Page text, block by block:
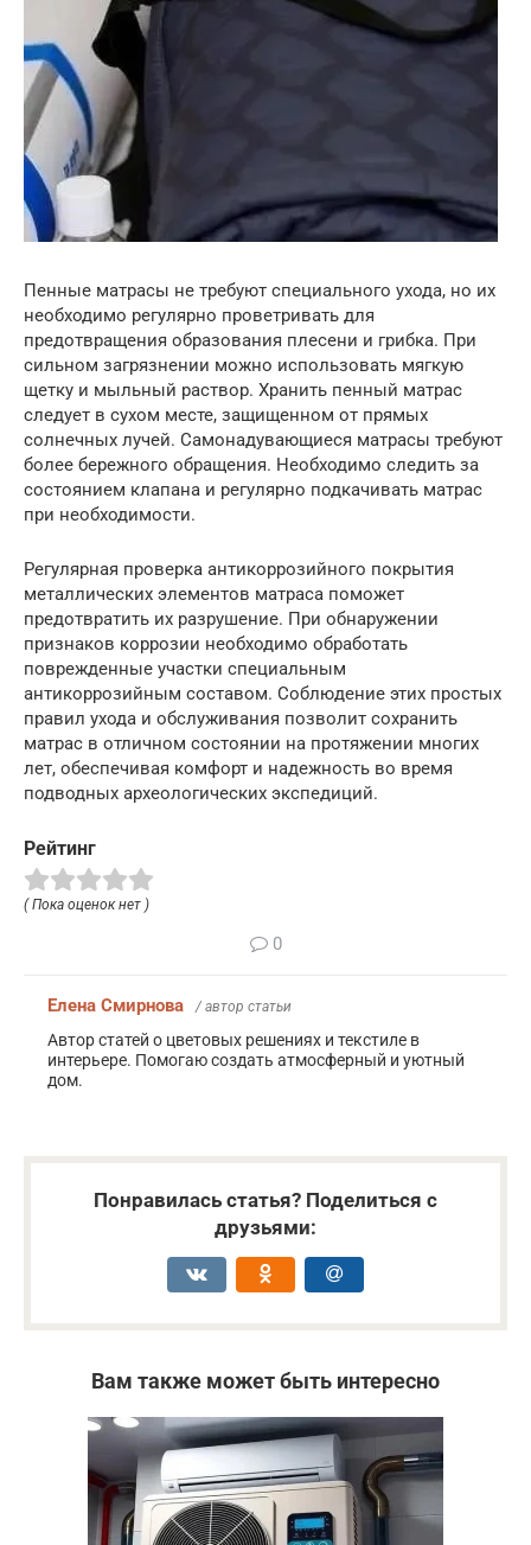
Пенные матрасы не требуют специального ухода, но их
необходимо регулярно проветривать для
предотвращения образования плесени и грибка. При
сильном загрязнении можно использовать мягкую
щетку и мыльный раствор. Хранить пенный матрас
следует в сухом месте, защищенном от прямых
солнечных лучей. Самонадувающиеся матрасы требуют
более бережного обращения. Необходимо следить за
состоянием клапана и регулярно подкачивать матрас
при необходимости.
Регулярная проверка антикоррозийного покрытия
металлических элементов матраса поможет
предотвратить их разрушение. При обнаружении
признаков коррозии необходимо обработать
поврежденные участки специальным
антикоррозийным составом. Соблюдение этих простых
правил ухода и обслуживания позволит сохранить
матрас в отличном состоянии на протяжении многих
лет, обеспечивая комфорт и надежность во время
подводных археологических экспедиций.
Рейтинг
( Пока оценок нет )
0
Елена Смирнова / автор статьи
Автор статей о цветовых решениях и текстиле в
интерьере. Помогаю создать атмосферный и уютный
дом.
Понравилась статья? Поделиться с
друзьями:
Вам также может быть интересно